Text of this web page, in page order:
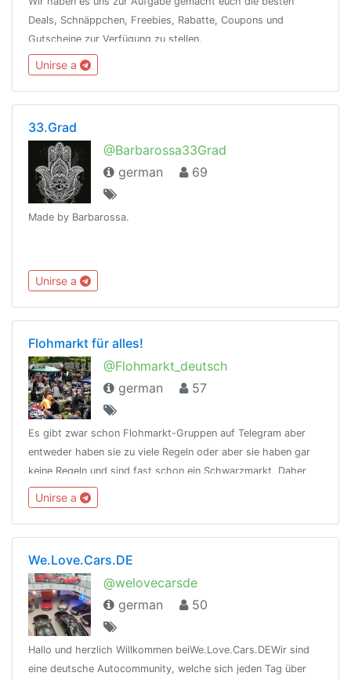
Deals, Schnäppchen, Freebies, Rabatte, Coupons und
Gutscheine zur Verfügung zu stellen.
Unirse a
33.Grad
@Barbarossa33Grad
german
69
Made by Barbarossa.
Unirse a
Flohmarkt für alles!
@Flohmarkt_deutsch
german
57
Es gibt zwar schon Flohmarkt-Gruppen auf Telegram aber
entweder haben sie zu viele Regeln oder aber sie haben gar
keine Regeln und sind fast schon ein Schwarzmarkt. Daher
hier nun eine Gruppe die irgendwo in der Mitte liegt - ein
"Graumarkt" 😊
Unirse a
We.Love.Cars.DE
@welovecarsde
german
50
Hallo und herzlich Willkommen beiWe.Love.Cars.DEWir sind
eine deutsche Autocommunity, welche sich jeden Tag über